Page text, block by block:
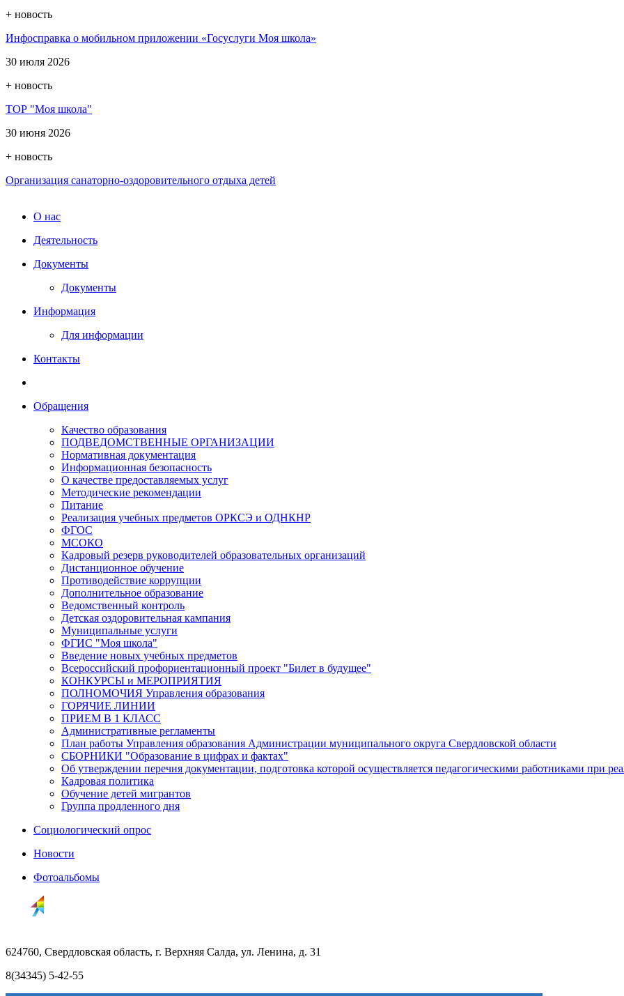
+ новость
Инфосправка о мобильном приложении «Госуслуги Моя школа»
30 июля 2026
+ новость
ТОР "Моя школа"
30 июня 2026
+ новость
Организация санаторно-оздоровительного отдыха детей
О нас
Деятельность
Документы
Документы
Информация
Для информации
Контакты
Обращения
Качество образования
ПОДВЕДОМСТВЕННЫЕ ОРГАНИЗАЦИИ
Нормативная документация
Информационная безопасность
О качестве предоставляемых услуг
Методические рекомендации
Питание
Реализация учебных предметов ОРКСЭ и ОДНКНР
ФГОС
МСОКО
Кадровый резерв руководителей образовательных организаций
Дистанционное обучение
Противодействие коррупции
Дополнительное образование
Ведомственный контроль
Детская оздоровительная кампания
Муниципальные услуги
ФГИС "Моя школа"
Введение новых учебных предметов
Всероссийский профориентационный проект "Билет в будущее"
КОНКУРСЫ и МЕРОПРИЯТИЯ
ПОЛНОМОЧИЯ Управления образования
ГОРЯЧИЕ ЛИНИИ
ПРИЕМ В 1 КЛАСС
Административные регламенты
План работы Управления образования Администрации муниципального округа Свердловской области
СБОРНИКИ "Образование в цифрах и фактах"
Об утверждении перечня документации, подготовка которой осуществляется педагогическими работниками при
Кадровая политика
Обучение детей мигрантов
Группа продленного дня
Социологический опрос
Новости
Фотоальбомы
624760, Свердловская область, г. Верхняя Салда, ул. Ленина, д. 31
8(34345) 5-42-55